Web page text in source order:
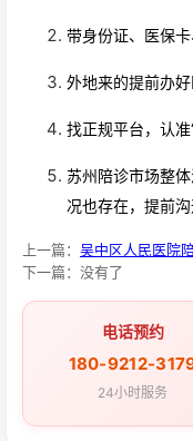
带身份证、医保
外地来的提前办
找正规平台，认
苏州陪诊市场整
况也存在，提前
上一篇： 吴中区人民医院
下一篇：没有了
电话预约
180-9212-
24小时服务